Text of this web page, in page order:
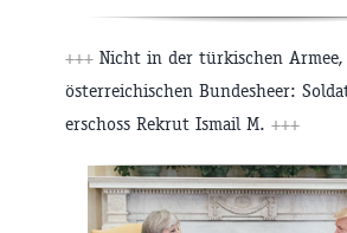
+++ Nicht in der türkischen Armee,
österreichischen Bundesheer:
erschoss Rekrut Ismail M. +++